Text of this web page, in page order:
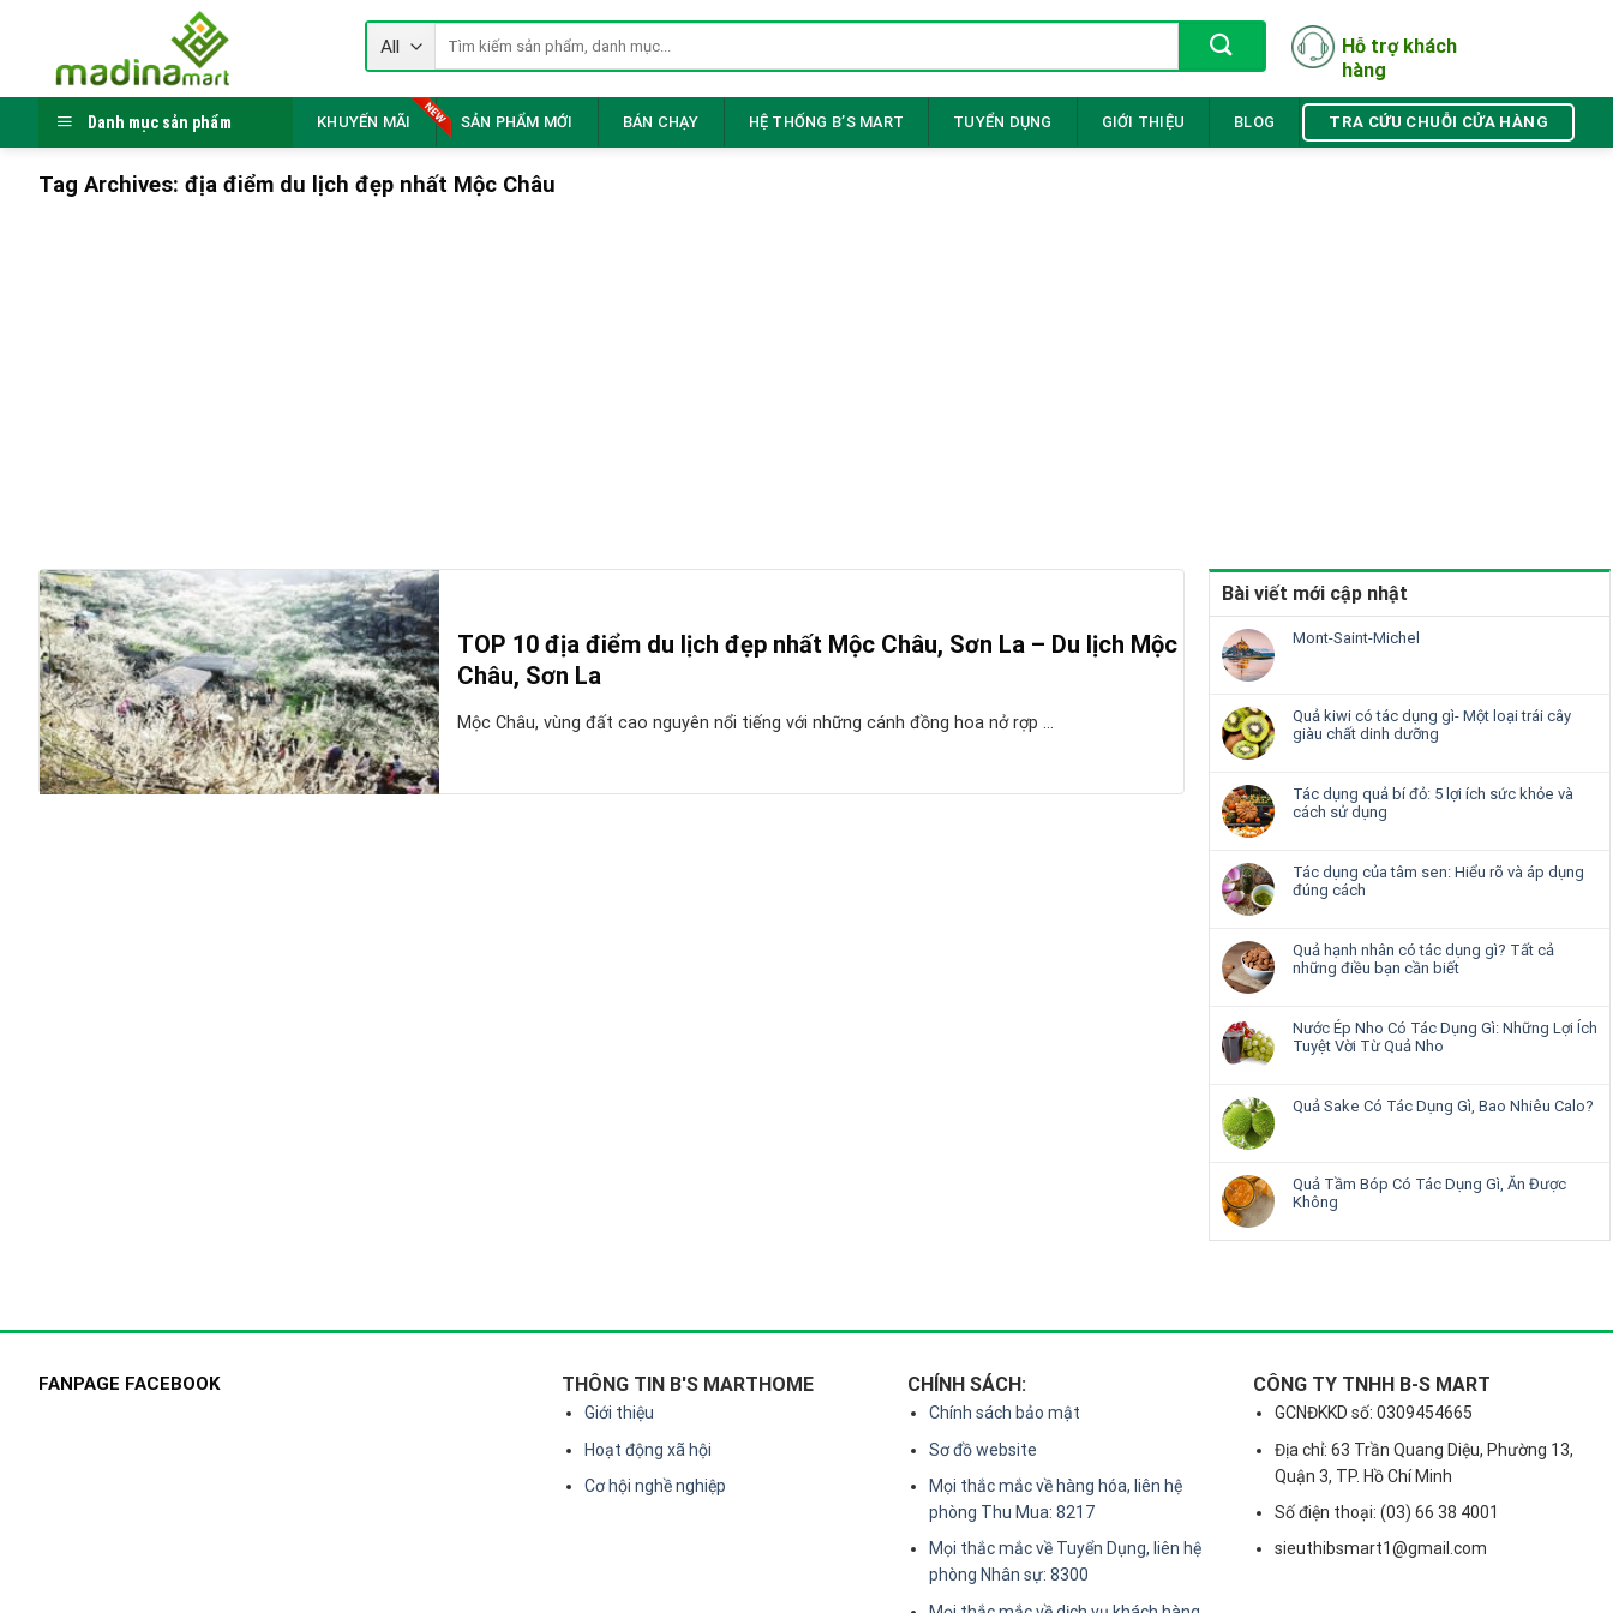
content
Tìm
Hỗ trợ khách
hàng
Danh mục sản phẩm KHUYẾN MÃI SẢN PHẨM MỚI BÁN CHẠY HỆ THỐNG B’S MART TUYỂN DỤNG GIỚI THIỆU BLOG TRA CỨU CHUỖI CỬA HÀNG
Tag Archives: địa điểm du lịch đẹp nhất Mộc Châu
TOP 10 địa điểm du lịch đẹp nhất Mộc Châu, Sơn La – Du lịch Mộc
Châu, Sơn La
Mộc Châu, vùng đất cao nguyên nổi tiếng với những cánh đồng hoa nở rợp ...
Bài viết mới cập nhật
Mont-Saint-Michel
Quả kiwi có tác dụng gì- Một loại trái cây
giàu chất dinh dưỡng
Tác dụng quả bí đỏ: 5 lợi ích sức khỏe và
cách sử dụng
Tác dụng của tâm sen: Hiểu rõ và áp dụng
đúng cách
Quả hạnh nhân có tác dụng gì? Tất cả
những điều bạn cần biết
Nước Ép Nho Có Tác Dụng Gì: Những Lợi Ích
Tuyệt Vời Từ Quả Nho
Quả Sake Có Tác Dụng Gì, Bao Nhiêu Calo?
Quả Tầm Bóp Có Tác Dụng Gì, Ăn Được
Không
FANPAGE FACEBOOK THÔNG TIN B'S MARTHOME
Giới thiệu
Hoạt động xã hội
Cơ hội nghề nghiệp
CHÍNH SÁCH:
Chính sách bảo mật
Sơ đồ website
Mọi thắc mắc về hàng hóa, liên hệ
phòng Thu Mua: 8217
Mọi thắc mắc về Tuyển Dụng, liên hệ
phòng Nhân sự: 8300
CÔNG TY TNHH B-S MART
GCNĐKKD số: 0309454665
Địa chỉ: 63 Trần Quang Diệu, Phường 13,
Quận 3, TP. Hồ Chí Minh
Số điện thoại: (03) 66 38 4001
sieuthibsmart1@gmail.com